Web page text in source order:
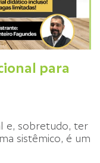
para
e, sobretudo, ter
sistêmico, é um